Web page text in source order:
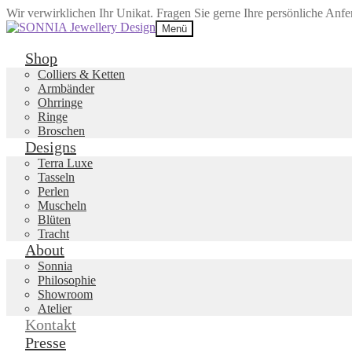
Wir verwirklichen Ihr Unikat. Fragen Sie gerne Ihre persönliche
Zur
springen
Zum
springen
Menü
Shop
Colliers & Ketten
Armbänder
Ohrringe
Ringe
Broschen
Designs
Terra Luxe
Tasseln
Perlen
Muscheln
Blüten
Tracht
About
Sonnia
Philosophie
Showroom
Atelier
Kontakt
Presse